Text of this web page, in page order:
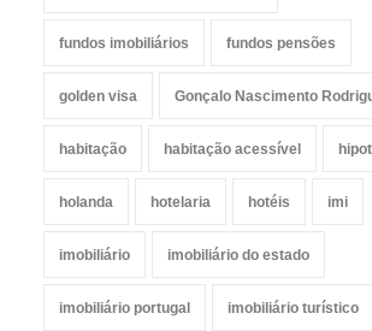
fundos imobiliários fundos pensões
golden visa Gonçalo Nascimento
habitação habitação acessível
holanda hotelaria hotéis imi
imobiliário imobiliário do estado
imobiliário portugal imobiliário turístico